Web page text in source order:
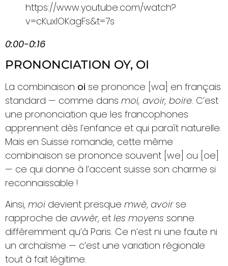
https://www.youtube.com/watch?
v=cKuxIOKagFs&t=7s
0:00-0:16
PRONONCIATION OY, OI
La combinaison oi se prononce [wa] en français
standard — comme dans moi, avoir, boire. C’est
une prononciation que les francophones
apprennent dès l’enfance et qui paraît naturelle.
Mais en Suisse romande, cette même
combinaison se prononce souvent [we] ou [oe]
— ce qui donne à l’accent suisse son charme si
reconnaissable !
Ainsi, moi devient presque mwè, avoirse
rapproche de avwèr, et les moyens sonne
différemment qu’à Paris. Ce n’est ni une faute ni
un archaïsme — c’est une variation régionale
tout à fait légitime.